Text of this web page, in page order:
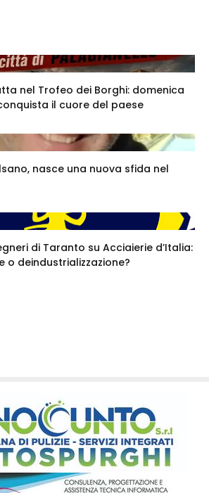
nel Trofeo dei Borghi: domenica
il cuore del paese
nasce una nuova sfida nel
di Taranto su Acciaierie d’Italia:
o deindustrializzazione?